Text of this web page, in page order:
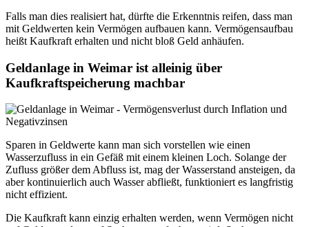
Falls man dies realisiert hat, dürfte die Erkenntnis reifen, dass man
mit Geldwerten kein Vermögen aufbauen kann. Vermögensaufbau
heißt Kaufkraft erhalten und nicht bloß Geld anhäufen.
Geldanlage in Weimar ist alleinig über
Kaufkraftspeicherung machbar
Sparen in Geldwerte kann man sich vorstellen wie einen
Wasserzufluss in ein Gefäß mit einem kleinen Loch. Solange der
Zufluss größer dem Abfluss ist, mag der Wasserstand ansteigen, da
aber kontinuierlich auch Wasser abfließt, funktioniert es langfristig
nicht effizient.
Die Kaufkraft kann einzig erhalten werden, wenn Vermögen nicht